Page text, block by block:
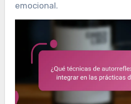
emocional.